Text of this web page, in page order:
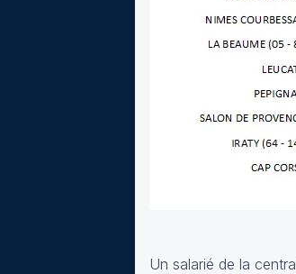
Un salarié de la